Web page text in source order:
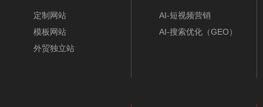
定制网站
模板网站
外贸独立站
AI-短视频营销
AI-搜索优化（GEO）